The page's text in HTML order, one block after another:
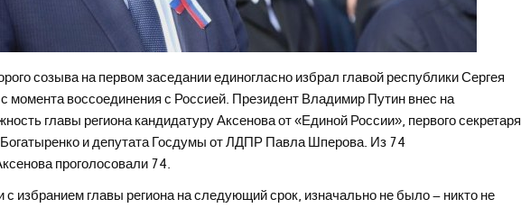
созыва на первом заседании единогласно избрал главой республики Сергея
момента воссоединения с Россией. Президент Владимир Путин внес на
главы региона кандидатуру Аксенова от «Единой России», первого секретаря
и депутата Госдумы от ЛДПР Павла Шперова. Из 74
проголосовали 74.
с избранием главы региона на следующий срок, изначально не было – никто не